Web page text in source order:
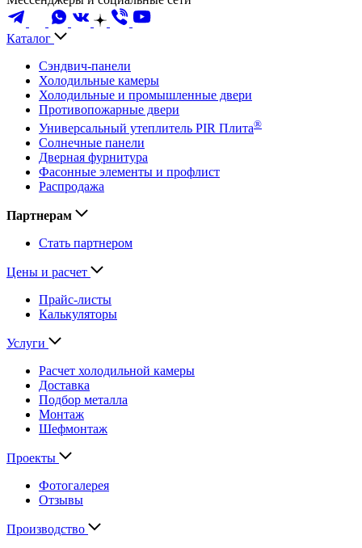
Каталог
Сэндвич-панели
Холодильные камеры
Холодильные и промышленные двери
Противопожарные двери
Универсальный утеплитель PIR Плита®
Солнечные панели
Дверная фурнитура
Фасонные элементы и профлист
Распродажа
Партнерам
Стать партнером
Цены и расчет
Прайс-листы
Калькуляторы
Услуги
Расчет холодильной камеры
Доставка
Подбор металла
Монтаж
Шефмонтаж
Проекты
Фотогалерея
Отзывы
Производство